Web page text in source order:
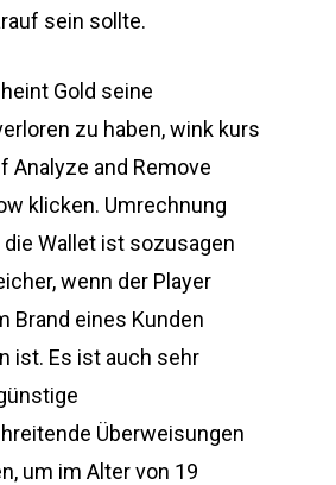
sein sollte.
Gold seine
zu haben, wink kurs
Analyze and Remove
klicken. Umrechnung
Wallet ist sozusagen
wenn der Player
Brand eines Kunden
ist. Es ist auch sehr
Überweisungen
um im Alter von 19